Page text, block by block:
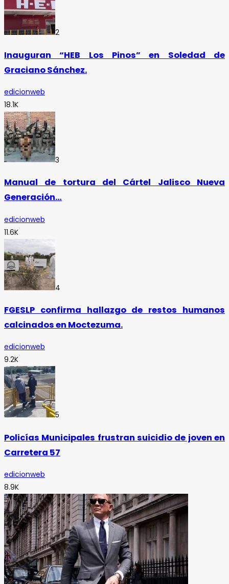
2
Inauguran “HEB Los Pinos” en Soledad de
Graciano Sánchez.
edicionweb
18.1K
3
Manual de tortura del Cártel Jalisco Nueva
Generación…
edicionweb
11.6K
4
FGESLP confirma hallazgo de restos humanos
calcinados en Moctezuma.
edicionweb
9.2K
5
Policías Municipales frustran suicidio de joven en
Carretera 57
edicionweb
8.9K